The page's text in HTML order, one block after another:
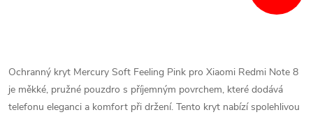
Ochranný kryt Mercury Soft Feeling Pink pro Xiaomi Redmi Note 8
je měkké, pružné pouzdro s příjemným povrchem, které dodává
telefonu eleganci a komfort při držení. Tento kryt nabízí spolehlivou